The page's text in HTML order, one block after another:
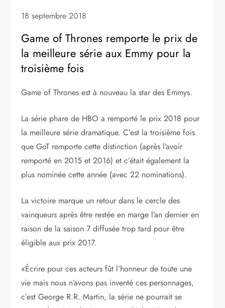
18 septembre 2018
Game of Thrones remporte le prix de
la meilleure série aux Emmy pour la
troisième fois
Game of Thrones est à nouveau la star des Emmys.
La série phare de HBO a remporté le prix 2018 pour
la meilleure série dramatique. C’est la troisième fois
que GoT remporte cette distinction (après l’avoir
remporté en 2015 et 2016) et c’était également la
plus nominée cette année (avec 22 nominations).
La victoire marque un retour dans le cercle des
vainqueurs après être restée en marge l’an dernier en
raison de la saison 7 diffusée trop tard pour être
éligible aux prix 2017.
«Écrire pour ces acteurs fût l’honneur de toute une
vie mais nous n’avons pas inventé ces personnages,
c’est George R.R. Martin, la série ne pourrait se